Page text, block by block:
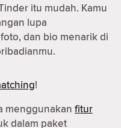
itu mudah. Kamu
lupa
dan bio menarik di
!
menggunakan fitur
dalam paket